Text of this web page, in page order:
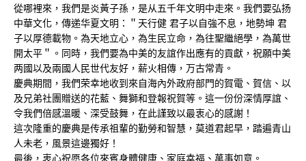
從哪裡來，我們是炎黃子孫，是从五千年文明中走來。我們要弘扬
中華文化，傳递华夏文明：＂天行健 君子以自強不息，地勢坤 君
子以厚德載物。為天地立心，為生民立命，為往聖繼絕學，為萬世
開太平＂。同時，我們要為中美的友誼作出應有的貢獻，祝願中美
两國以及兩國人民世代友好，薪火相傳，万古常青。
慶典期間，我們荣幸地收到來自海內外政府部門的賀電、賀信、以
及兄弟社團贈送的花藍、舞獅和登報祝賀等。這一份份深情厚誼、
令我們倍感溫暖、深受鼓舞，在此謹致以最衷心的感謝！
這次隆重的慶典是传承祖輩的勤勞和智慧，莫道君起早，踏遍青山
人未老，風景這邊獨好！
最後，衷心祝愿各位來賓身體健康、家庭幸福、萬事如意。